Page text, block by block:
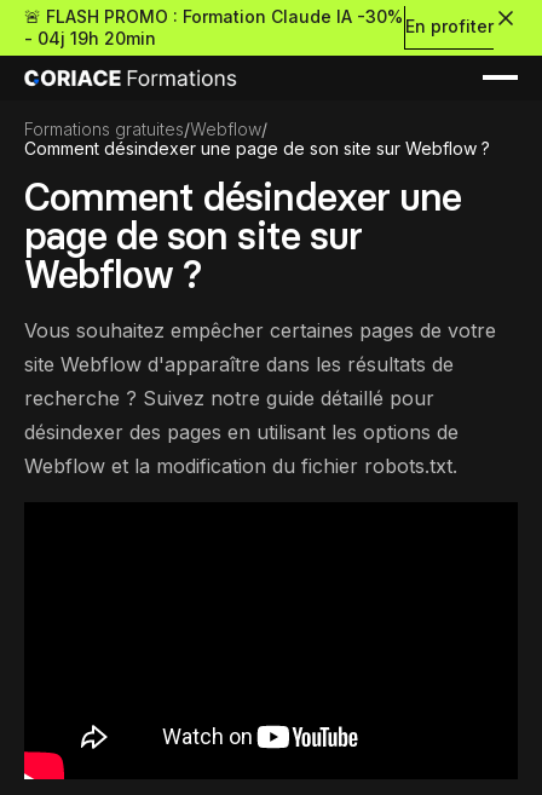
🚨 FLASH PROMO : Formation Claude IA -30%
- 04j 19h 20min
En profiter
Retour
Ressources Premium
Ressources & actualités
Nouveau
Formations gratuites/Webflow/
Comment désindexer une page de son site sur Webflow ?
Comment désindexer une
page de son site sur
Webflow ?
Vous souhaitez empêcher certaines pages de votre
site Webflow d'apparaître dans les résultats de
recherche ? Suivez notre guide détaillé pour
désindexer des pages en utilisant les options de
Webflow et la modification du fichier robots.txt.